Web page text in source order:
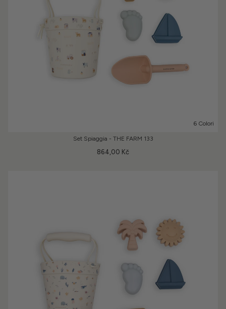
6 Colori
Set Spiaggia - THE FARM 133
864,00 Kč